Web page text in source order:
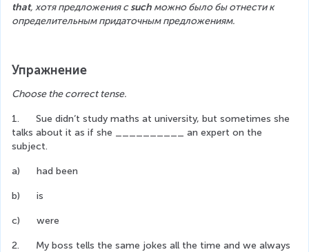
that, хотя предложения с such можно было бы отнести к
определительным придаточным предложениям.
Упражнение
Choose the correct tense.
1.      Sue didn’t study maths at university, but sometimes she
talks about it as if she __________ an expert on the
subject.
a)      had been
b)      is
c)      were
2.      My boss tells the same jokes all the time and we always